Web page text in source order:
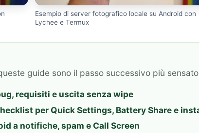
Esempio di server fotografico locale su Android con
Lychee e Termux
guide sono il passo successivo più
requisiti e uscita senza wipe
per Quick Settings, Battery Share e
a notifiche, spam e Call Screen